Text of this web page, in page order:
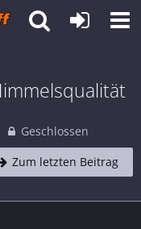
Geschlossen
Zum letzten Beitrag